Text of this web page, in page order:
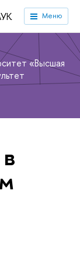
Меню
«Высшая